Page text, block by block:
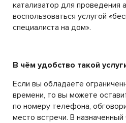
катализатор для проведения
воспользоваться услугой
специалиста на дом».
В чём удобство такой
Если вы обладаете
времени, то вы можете
по номеру телефона,
место встречи. В назначенный